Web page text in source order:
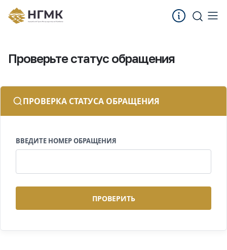
Проверьте статус обращения
ПРОВЕРКА СТАТУСА ОБРАЩЕНИЯ
ВВЕДИТЕ НОМЕР ОБРАЩЕНИЯ
ПРОВЕРИТЬ